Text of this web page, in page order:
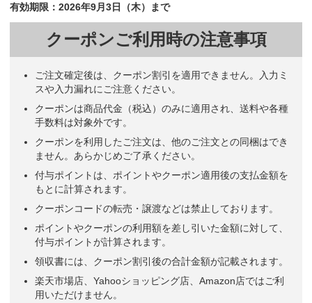
有効期限：2026年9月3日（木）まで
クーポンご利用時の注意事項
ご注文確定後は、クーポン割引を適用できません。入力ミ
スや入力漏れにご注意ください。
クーポンは商品代金（税込）のみに適用され、送料や各種
手数料は対象外です。
クーポンを利用したご注文は、他のご注文との同梱はでき
ません。あらかじめご了承ください。
付与ポイントは、ポイントやクーポン適用後の支払金額を
もとに計算されます。
クーポンコードの転売・譲渡などは禁止しております。
ポイントやクーポンの利用額を差し引いた金額に対して、
付与ポイントが計算されます。
領収書には、クーポン割引後の合計金額が記載されます。
楽天市場店、Yahooショッピング店、Amazon店ではご利
用いただけません。